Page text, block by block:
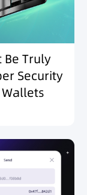
Be Truly
Security